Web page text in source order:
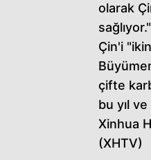
olarak
sağlıyor."
Çin'i
çifte
bu yıl
Xinhua
(XHTV)